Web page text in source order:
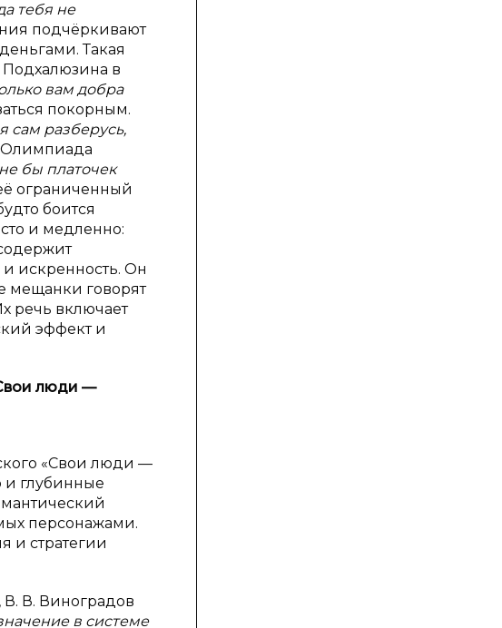
тебя не
подчёркивают
Такая
Подхалюзина в
вам добра
покорным.
сам разберусь,
Олимпиада
бы платочек
ограниченный
боится
и медленно:
и искренность. Он
мещанки говорят
речь включает
эффект и
люди —
«Свои люди —
и глубинные
персонажами.
и стратегии
В. Виноградов
в системе